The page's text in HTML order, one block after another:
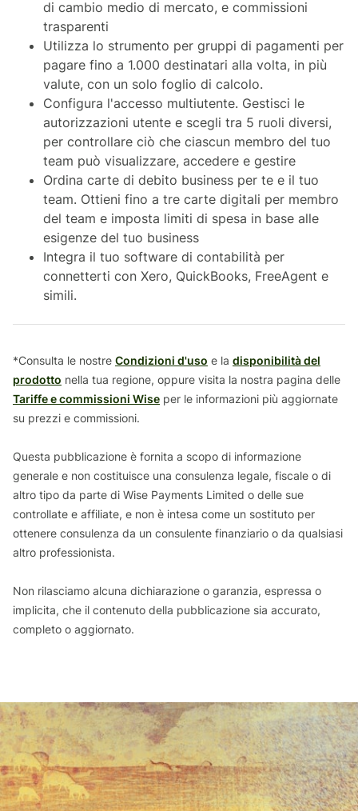
di cambio medio di mercato, e commissioni
trasparenti
Utilizza lo strumento per gruppi di pagamenti per
pagare fino a 1.000 destinatari alla volta, in più
valute, con un solo foglio di calcolo.
Configura l'accesso multiutente. Gestisci le
autorizzazioni utente e scegli tra 5 ruoli diversi,
per controllare ciò che ciascun membro del tuo
team può visualizzare, accedere e gestire
Ordina carte di debito business per te e il tuo
team. Ottieni fino a tre carte digitali per membro
del team e imposta limiti di spesa in base alle
esigenze del tuo business
Integra il tuo software di contabilità per
connetterti con Xero, QuickBooks, FreeAgent e
simili.
*Consulta le nostre Condizioni d'uso e la disponibilità del
prodotto nella tua regione, oppure visita la nostra pagina delle
Tariffe e commissioni Wise per le informazioni più aggiornate
su prezzi e commissioni.
Questa pubblicazione è fornita a scopo di informazione
generale e non costituisce una consulenza legale, fiscale o di
altro tipo da parte di Wise Payments Limited o delle sue
controllate e affiliate, e non è intesa come un sostituto per
ottenere consulenza da un consulente finanziario o da qualsiasi
altro professionista.
Non rilasciamo alcuna dichiarazione o garanzia, espressa o
implicita, che il contenuto della pubblicazione sia accurato,
completo o aggiornato.